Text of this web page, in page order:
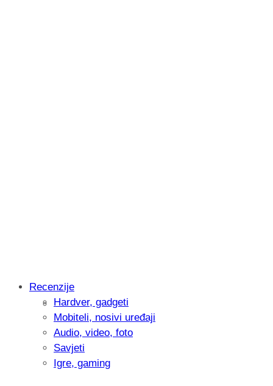
Intervju: Goran Jović, fotograf -
Recenzije
Hardver, gadgeti
Mobiteli, nosivi uređaji
Audio, video, foto
Savjeti
Igre, gaming